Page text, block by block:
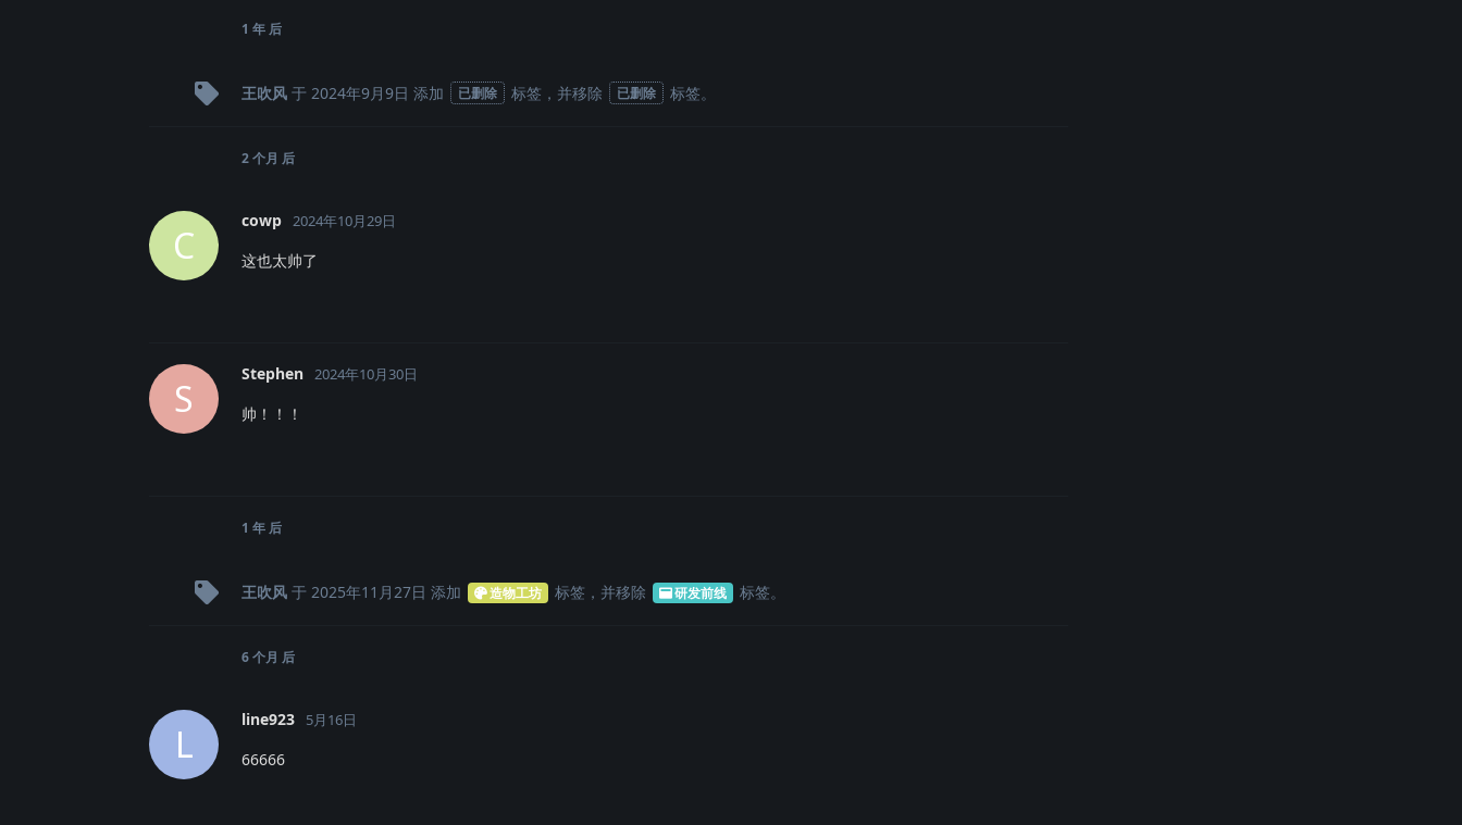
1 年 后
王吹风 于 2024年9月9日 添加 已删除 标签 ，并移除 已删除 标签。
2 个月 后
C
cowp 2024年10月29日
这也太帅了
S
Stephen 2024年10月30日
帅！！！
1 年 后
王吹风 于 2025年11月27日 添加 造物工坊 标签 ，并移除 研发前线 标签。
6 个月 后
L
line923 5月16日
66666